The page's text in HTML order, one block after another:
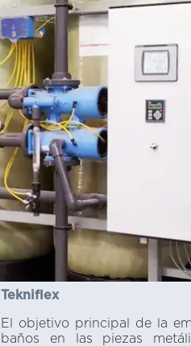
Tekniflex
El objetivo principal de la
baños en las piezas